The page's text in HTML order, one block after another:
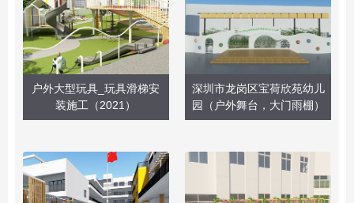
户外大型玩具_玩具滑梯安
装施工（2021）
深圳市龙岗区宝荷欣苑幼儿
园（户外舞台，大门雨棚）